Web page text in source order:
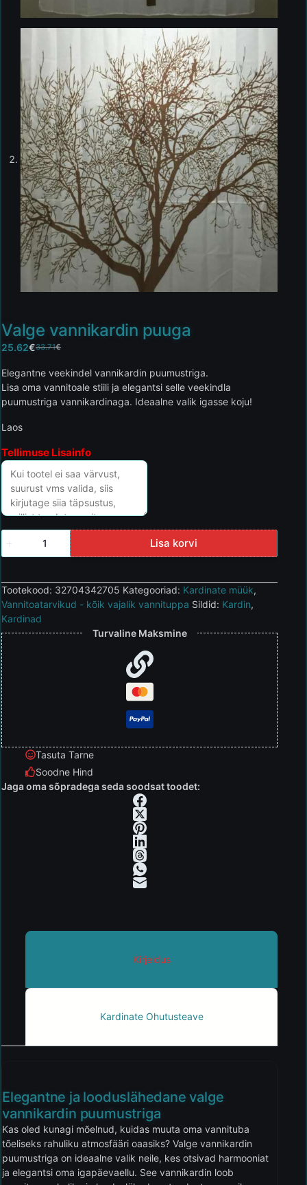
Valge vannikardin puuga
33.71€
25.62€
Elegantne veekindel vannikardin puumustriga.
Lisa oma vannitoale stiili ja elegantsi selle veekindla
puumustriga vannikardinaga. Ideaalne valik igasse koju!
Laos
Tellimuse Lisainfo
Lisa korvi
Tootekood: 32704342705 Kategooriad: Kardinate müük,
Vannitoatarvikud - kõik vajalik vannituppa Sildid: Kardin,
Kardinad
Turvaline Maksmine
Tasuta Tarne
Soodne Hind
Jaga oma sõpradega seda soodsat toodet:
Kirjeldus
Kardinate Ohutusteave
Elegantne ja looduslähedane valge
vannikardin puumustriga
Kas oled kunagi mõelnud, kuidas muuta oma vannituba
tõeliseks rahuliku atmosfääri oaasiks? Valge vannikardin
puumustriga on ideaalne valik neile, kes otsivad harmooniat
ja elegantsi oma igapäevaellu. See vannikardin loob